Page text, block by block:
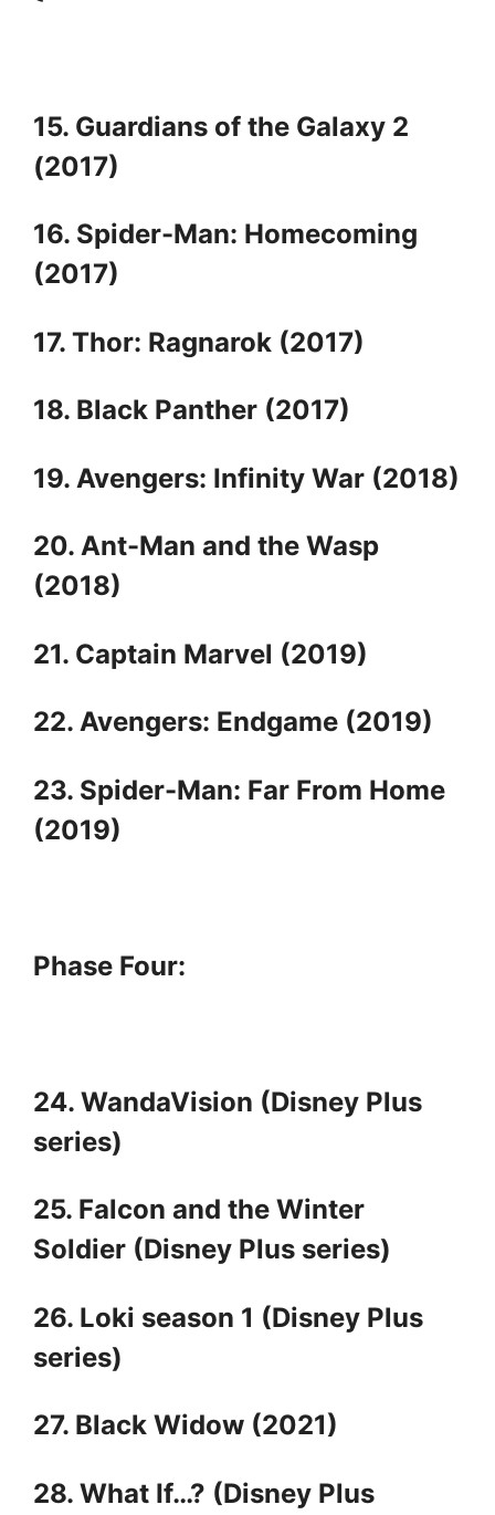
15. Guardians of the Galaxy 2
(2017)
16. Spider-Man: Homecoming
(2017)
17. Thor: Ragnarok (2017)
18. Black Panther (2017)
19. Avengers: Infinity War (2018)
20. Ant-Man and the Wasp
(2018)
21. Captain Marvel (2019)
22. Avengers: Endgame (2019)
23. Spider-Man: Far From Home
(2019)
Phase Four:
24. WandaVision (Disney Plus
series)
25. Falcon and the Winter
Soldier (Disney Plus series)
26. Loki season 1 (Disney Plus
series)
27. Black Widow (2021)
28. What If…? (Disney Plus